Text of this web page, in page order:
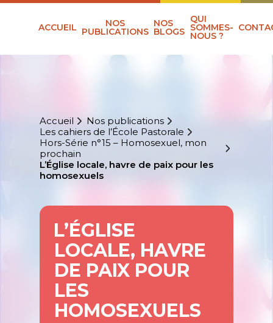
ACCUEIL NOS
PUBLICATIONS
NOS
BLOGS
QUI
SOMMES-
NOUS ?
Accueil
Nos publications
Les cahiers de l’École Pastorale
Hors-Série n°15 – Homosexuel, mon
prochain
L’Église locale, havre de paix pour les
homosexuels
L’ÉGLISE
LOCALE, HAVRE
DE PAIX POUR
LES
HOMOSEXUELS